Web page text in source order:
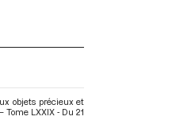
objets précieux et
LXXIX - Du 21